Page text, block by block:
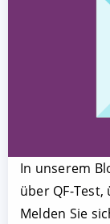
In unserem
über QF-
Melden Sie